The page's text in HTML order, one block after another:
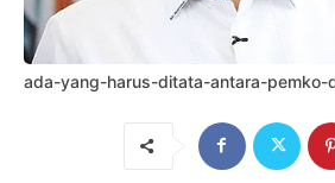
ada-yang-harus-ditata-antara-pemko-